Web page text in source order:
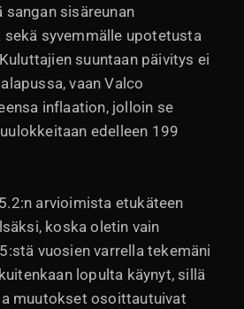
sangan sisäreunan
syvemmälle upotetusta
suuntaan päivitys ei
vaan Valco
inflaation, jolloin se
edelleen 199
arvioimista etukäteen
koska oletin vain
vuosien varrella tekemäni
lopulta käynyt, sillä
muutokset osoittautuivat